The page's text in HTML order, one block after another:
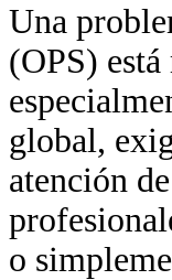
Una
(OPS)
global,
atención
o